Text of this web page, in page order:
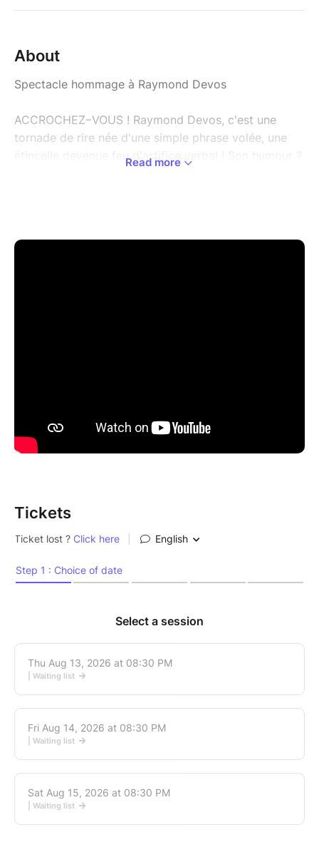
About
Spectacle hommage à Raymond Devos
ACCROCHEZ−VOUS ! Raymond Devos, c'est une
tornade de rire née d'une simple phrase volée, une
étincelle devenue feu d'artifice verbal ! Son humour ?
classiques aux pépites méconnues, chaque mot est
Read more
Tickets